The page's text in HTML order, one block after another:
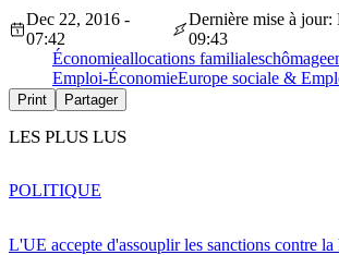
Dec 22, 2016 -
07:42
Dernière mise à jour:
09:43
Économieallocations familialeschômage
Emploi-ÉconomieEurope sociale &
Print Partager
LES PLUS LUS
L'UE accepte d'assouplir les sanctions contre la
POLITIQUE